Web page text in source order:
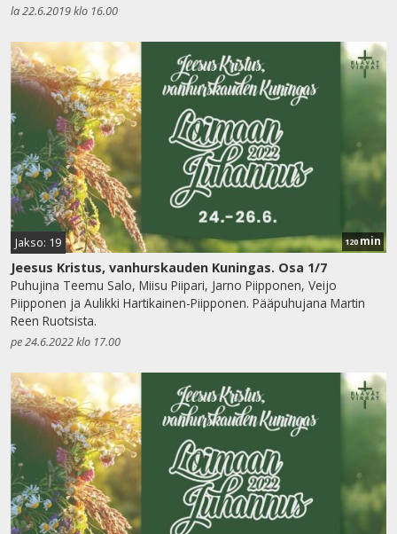
la 22.6.2019 klo 16.00
Jakso: 19 120min
Jeesus Kristus, vanhurskauden Kuningas. Osa 1/7
Puhujina Teemu Salo, Miisu Piipari, Jarno Piipponen, Veijo
Piipponen ja Aulikki Hartikainen-Piipponen. Pääpuhujana Martin
Reen Ruotsista.
pe 24.6.2022 klo 17.00